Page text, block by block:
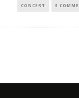
CONCERT 3